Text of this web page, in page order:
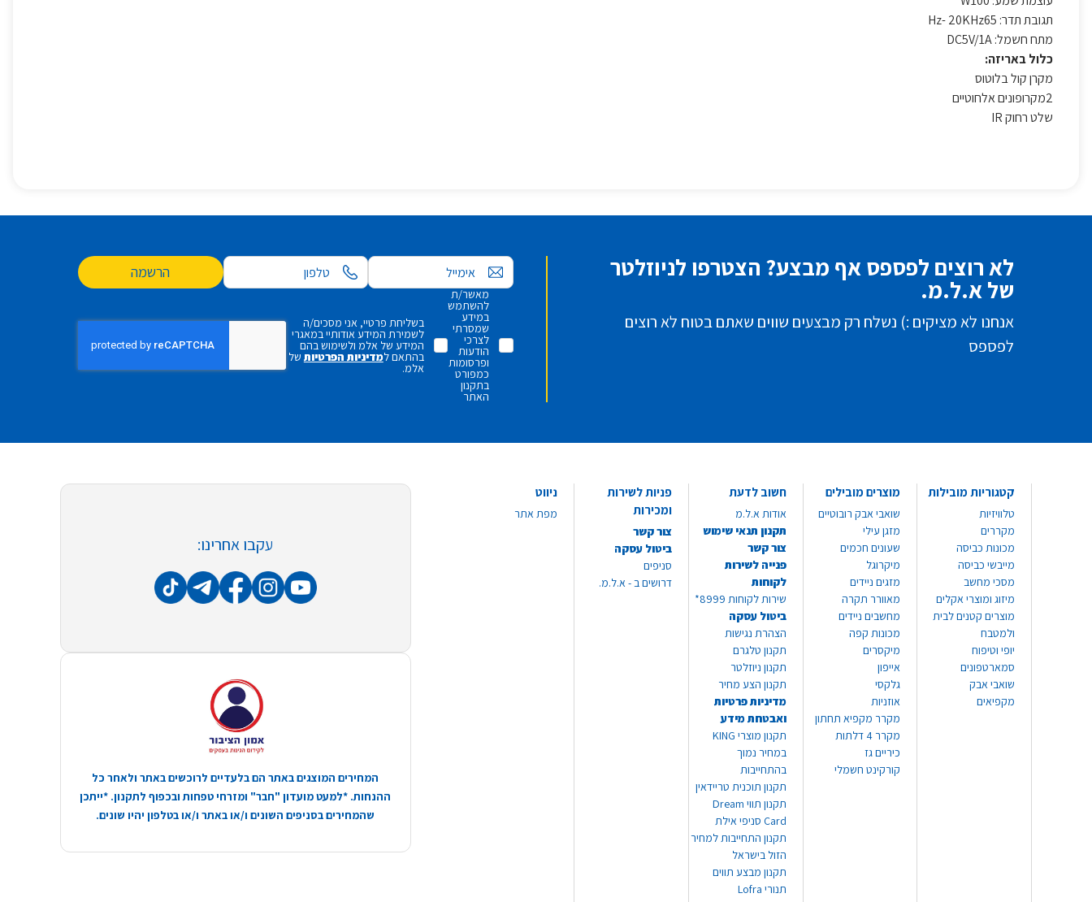
תגובת תדר: Hz- 20KHz65
מתח חשמל: DC5V/1A
כלול באריזה:
מקרן קול בלוטוס
2מקרופונים אלחוטיים
שלט רחוק IR
לא רוצים לפספס אף מבצע? הצטרפו לניוזלטר
של א.ל.מ.
אנחנו לא מציקים :) נשלח רק מבצעים שווים שאתם בטוח לא רוצים
לפספס
אימייל הרשמה
מאשר/ת
להשתמש
במידע
שמסרתי
לצרכי
הודעות
ופרסומות
כמפורט
בתקנון
האתר
בשליחת פרטיי, אני מסכים/ה
לשמירת המידע אודותיי במאגרי
המידע של אלמ ולשימוש בהם
בהתאם למדיניות הפרטיות של
אלמ.
קטגוריות מובילות
טלוויזיות
מקררים
מכונות כביסה
מייבשי כביסה
מסכי מחשב
מיזוג ומוצרי אקלים
מוצרים קטנים לבית
ולמטבח
יופי וטיפוח
סמארטפונים
שואבי אבק
מקפיאים
מוצרים מובילים
שואבי אבק רובוטיים
מזגן עילי
שעונים חכמים
מיקרוגל
מזגים ניידים
מאוורר תקרה
מחשבים ניידים
מכונות קפה
מיקסרים
אייפון
גלקסי
אוזניות
מקרר מקפיא תחתון
מקרר 4 דלתות
כיריים גז
קורקינט חשמלי
חשוב לדעת
אודות א.ל.מ
תקנון תנאי שימוש
צור קשר
פנייה לשירות
לקוחות
שירות לקוחות 8999*
ביטול עסקה
הצהרת נגישות
תקנון טלגרם
תקנון ניוזלטר
תקנון הצע מחיר
מדיניות פרטיות
ואבטחת מידע
תקנון מוצרי KING
במחיר נמוך
בהתחייבות
תקנון תוכנית טריידאין
תקנון תווי Dream
Card סניפי אילת
תקנון התחייבות למחיר
הזול בישראל
תקנון מבצע תווים
תנורי Lofra
פניות לשירות
ומכירות
צור קשר
ביטול עסקה
סניפים
דרושים ב - א.ל.מ.
ניווט
מפת אתר
עקבו אחרינו:
המחירים המוצגים באתר הם בלעדיים לרוכשים באתר ולאחר כל
ההנחות. *למעט מועדון "חבר" ומזרחי טפחות ובכפוף לתקנון. *ייתכן
שהמחירים בסניפים השונים ו/או באתר ו/או בטלפון יהיו שונים.